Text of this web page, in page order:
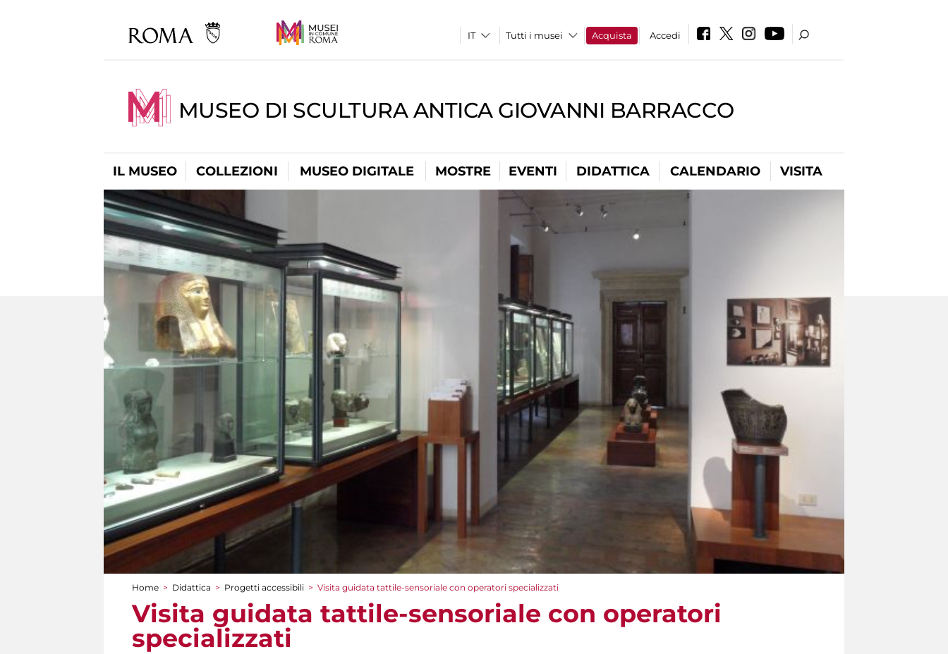
Tutti i musei Acquista Accedi
MUSEO DI SCULTURA ANTICA GIOVANNI BARRACCO
IL MUSEO COLLEZIONI MUSEO DIGITALE MOSTRE EVENTI DIDATTICA CALENDARIO VISITA
Tu sei qui
Home > Didattica > Progetti accessibili > Visita guidata tattile-sensoriale con operatori specializzati
Visita guidata tattile-sensoriale con operatori
specializzati